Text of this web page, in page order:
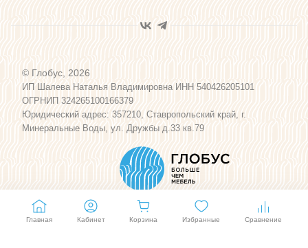
Программа лояльности
Карта сайта
© Глобус, 2026
ИП Шалева Наталья Владимировна ИНН 540426205101
ОГРНИП 324265100166379
Юридический адрес: 357210, Ставропольский край, г.
Минеральные Воды, ул. Дружбы д.33 кв.79
Главная Кабинет Корзина Избранные Сравнение